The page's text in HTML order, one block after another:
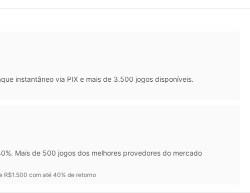
instantâneo via PIX e mais de 3.500 jogos disponíveis.
Mais de 500 jogos dos melhores provedores do mercado
R$1.500 com até 40% de retorno